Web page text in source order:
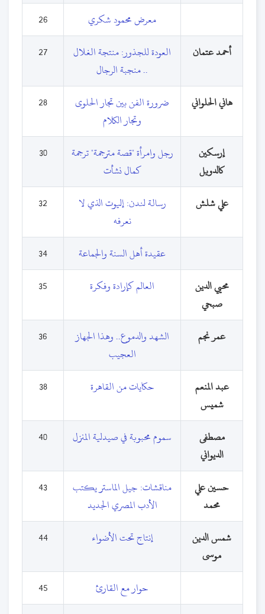
معرض محمود شكري
26
أحمد عتمان
العودة للجذور: منتجة الغلال
.. منجبة الرجال
27
هاني الحلواني
ضرورة الفن بين تجار الحلوى
وتجار الكلام
28
إرسكين
كالدويل
رجل وامرأة "قصة مترجمة" ترجمة
كمال نشأت
30
علي شلش
رسالة لندن: إليوت الذي لا
نعرفه
32
عقيدة أهل السنة والجماعة
34
محيي الدين
صبحي
العالم كإرادة وفكرة 35
عمر نجم
الشهد والدموع.. وهذا الجهاز
العجيب
36
عبد المنعم
شميس
حكايات من القاهرة 38
مصطفى
الديواني
سموم محبوبة في صيدلية المنزل 40
حسين علي
محمد
مناقشات: جيل الماستر يكتب
الأدب المصري الجديد
43
شمس الدين
موسى
إنتاج تحت الأضواء 44
حوار مع القارئ
45